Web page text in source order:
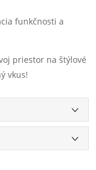
funkčnosti a
priestor na štýlové
vkus!